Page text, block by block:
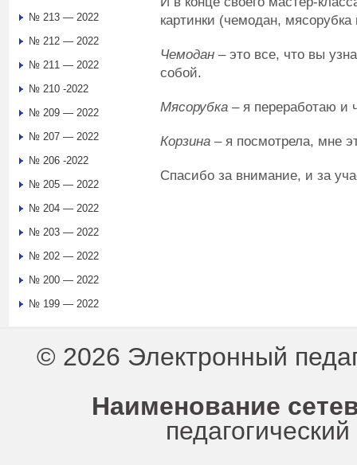
картинки (чемодан,
Чемодан – это все, что вы
собой.
Мясорубка – я переработаю и
Корзина – я посмотрела, мне
Спасибо за внимание, и за
№ 213 — 2022
№ 212 — 2022
№ 211 — 2022
№ 210 -2022
№ 209 — 2022
№ 207 — 2022
№ 206 -2022
№ 205 — 2022
№ 204 — 2022
№ 203 — 2022
№ 202 — 2022
№ 200 — 2022
№ 199 — 2022
© 2026 Электронный
Наименование